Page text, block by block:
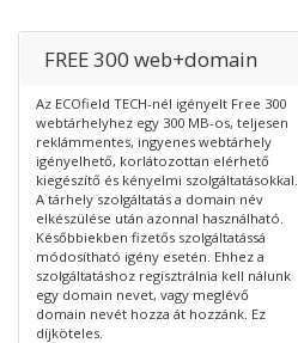
FREE 300 web+domain
Az ECOfield TECH-nél igényelt Free 300
webtárhelyhez egy 300 MB-os, teljesen
reklámmentes, ingyenes webtárhely
igényelhető, korlátozottan elérhető
kiegészítő és kényelmi szolgáltatásokkal.
A tárhely szolgáltatás a domain név
elkészülése után azonnal használható.
Későbbiekben fizetős szolgáltatássá
módosítható igény esetén. Ehhez a
szolgáltatáshoz regisztrálnia kell nálunk
egy domain nevet, vagy meglévő
domain nevét hozza át hozzánk. Ez
díjköteles.